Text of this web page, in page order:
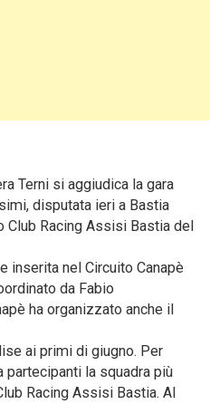
Terni si aggiudica la gara
disputata ieri a Bastia
Club Racing Assisi Bastia del
inserita nel Circuito Canapè
da Fabio
ha organizzato anche il
ai primi di giugno. Per
partecipanti la squadra più
Racing Assisi Bastia. Al